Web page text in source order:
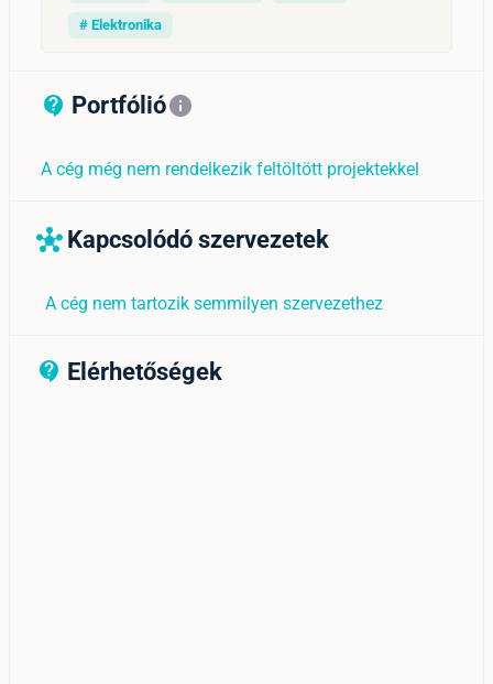
# Elektronika
contact_support_outline
Portfólióinfo
A cég még nem rendelkezik feltöltött projektekkel
hub Kapcsolódó szervezetek
A cég nem tartozik semmilyen szervezethez
contact_support_outline
Elérhetőségek